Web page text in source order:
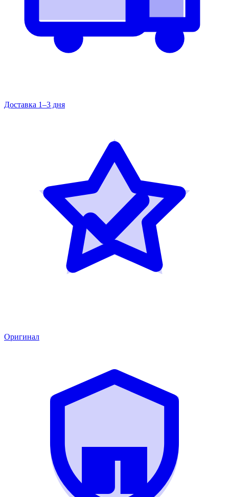
Доставка 1–3 дня
Оригинал